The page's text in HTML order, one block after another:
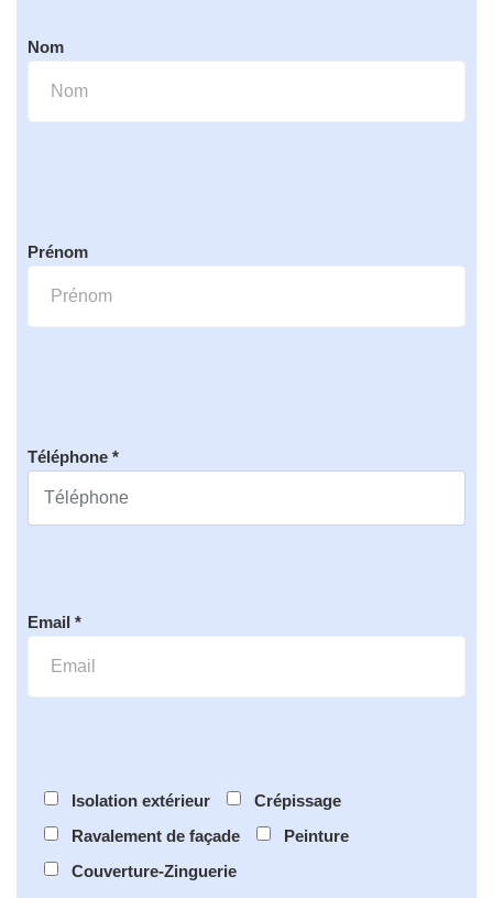
Nom
Prénom
Téléphone *
Email *
Isolation extérieur
Crépissage
Ravalement de façade
Peinture
Couverture-Zinguerie